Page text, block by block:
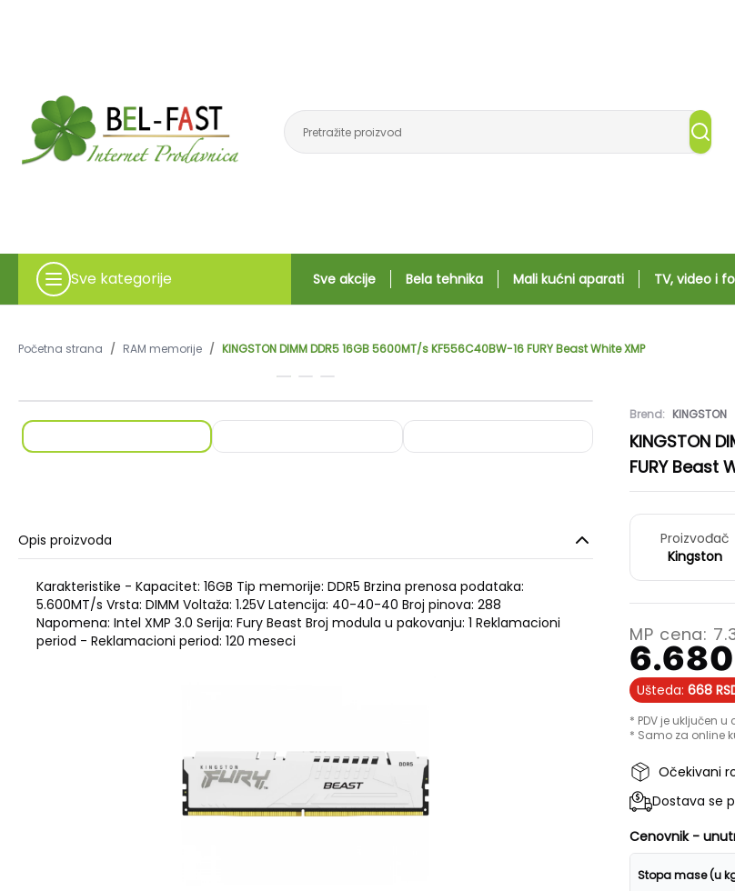
Sve kategorije Sve akcije Bela tehnika Mali kućni aparati TV, video i
Početna strana / RAM memorije / KINGSTON DIMM DDR5 16GB 5600MT/s KF556C40BW-16 FURY Beast White XMP
Opis proizvoda
Karakteristike - Kapacitet: 16GB Tip memorije: DDR5 Brzina prenosa podataka:
5.600MT/s Vrsta: DIMM Voltaža: 1.25V Latencija: 40-40-40 Broj pinova: 288
Napomena: Intel XMP 3.0 Serija: Fury Beast Broj modula u pakovanju: 1 Reklamacioni
period - Reklamacioni period: 120 meseci
Brend: KINGSTON
KINGSTON
FURY Beast
Proizvođač
Kingston
MP cena:
6.680
Ušteda: 668
* PDV je uključen u
* Samo za online
Očekivani
Dostava se
Cenovnik -
Stopa mase (u